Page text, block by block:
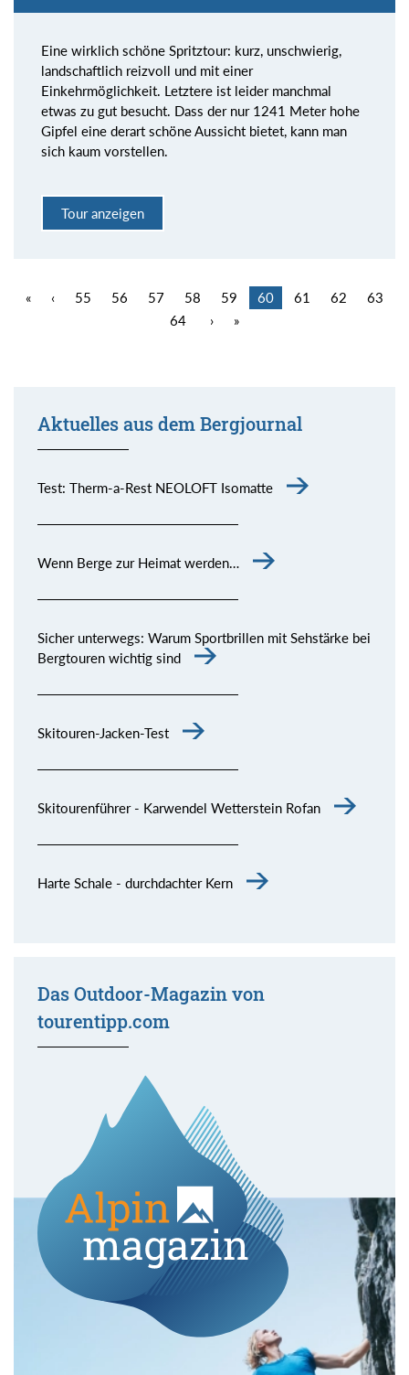
Eine wirklich schöne Spritztour: kurz, unschwierig,
landschaftlich reizvoll und mit einer
Einkehrmöglichkeit. Letztere ist leider manchmal
etwas zu gut besucht. Dass der nur 1241 Meter hohe
Gipfel eine derart schöne Aussicht bietet, kann man
sich kaum vorstellen.
Tour anzeigen
« ‹ 55 56 57 58 59 60 61 62
63
64
› »
Aktuelles aus dem Bergjournal
Test: Therm-a-Rest NEOLOFT Isomatte
Wenn Berge zur Heimat werden…
Sicher unterwegs: Warum Sportbrillen mit Sehstärke bei
Bergtouren wichtig sind
Skitouren-Jacken-Test
Skitourenführer - Karwendel Wetterstein Rofan
Harte Schale - durchdachter Kern
Das Outdoor-Magazin von
tourentipp.com